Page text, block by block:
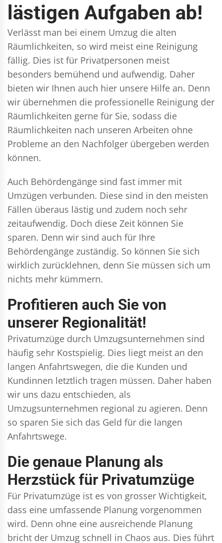
lästigen Aufgaben ab!
Verlässt man bei einem Umzug die alten
Räumlichkeiten, so wird meist eine Reinigung
fällig. Dies ist für Privatpersonen meist
besonders bemühend und aufwendig. Daher
bieten wir Ihnen auch hier unsere Hilfe an. Denn
wir übernehmen die professionelle Reinigung der
Räumlichkeiten gerne für Sie, sodass die
Räumlichkeiten nach unseren Arbeiten ohne
Probleme an den Nachfolger übergeben werden
können.
Auch Behördengänge sind fast immer mit
Umzügen verbunden. Diese sind in den meisten
Fällen überaus lästig und zudem noch sehr
zeitaufwendig. Doch diese Zeit können Sie
sparen. Denn wir sind auch für Ihre
Behördengänge zuständig. So können Sie sich
wirklich zurücklehnen, denn Sie müssen sich um
nichts mehr kümmern.
Profitieren auch Sie von
unserer Regionalität!
Privatumzüge durch Umzugsunternehmen sind
häufig sehr Kostspielig. Dies liegt meist an den
langen Anfahrtswegen, die die Kunden und
Kundinnen letztlich tragen müssen. Daher haben
wir uns dazu entschieden, als
Umzugsunternehmen regional zu agieren. Denn
so sparen Sie sich das Geld für die langen
Anfahrtswege.
Die genaue Planung als
Herzstück für Privatumzüge
Für Privatumzüge ist es von grosser Wichtigkeit,
dass eine umfassende Planung vorgenommen
wird. Denn ohne eine ausreichende Planung
bricht der Umzug schnell in Chaos aus. Dies führt